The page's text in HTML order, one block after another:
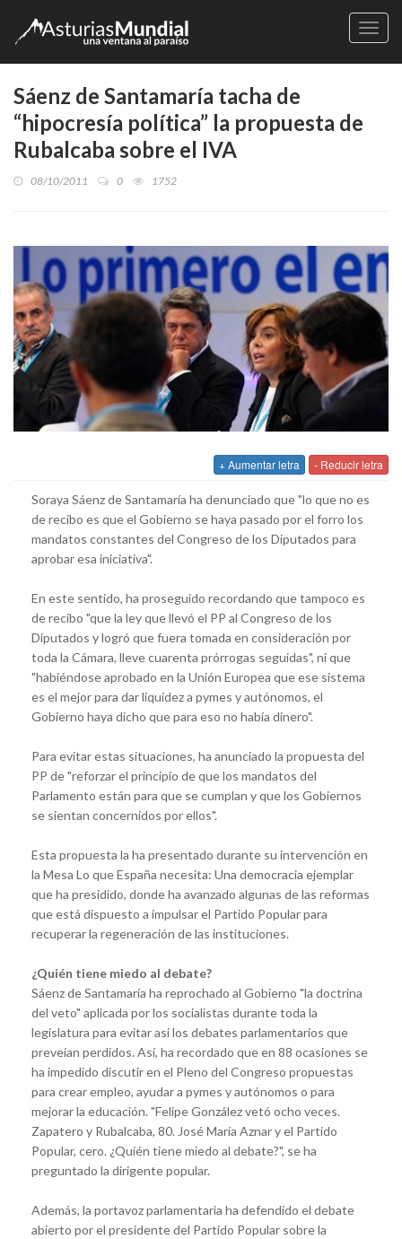
Sáenz de Santamaría tacha de
“hipocresía política” la propuesta de
Rubalcaba sobre el IVA
08/10/2011 0 1752
+ Aumentar letra - Reducir letra
Soraya Sáenz de Santamaría ha denunciado que "lo que no es
de recibo es que el Gobierno se haya pasado por el forro los
mandatos constantes del Congreso de los Diputados para
aprobar esa iniciativa".
En este sentido, ha proseguido recordando que tampoco es
de recibo "que la ley que llevó el PP al Congreso de los
Diputados y logró que fuera tomada en consideración por
toda la Cámara, lleve cuarenta prórrogas seguidas", ni que
"habiéndose aprobado en la Unión Europea que ese sistema
es el mejor para dar liquidez a pymes y autónomos, el
Gobierno haya dicho que para eso no había dinero".
Para evitar estas situaciones, ha anunciado la propuesta del
PP de "reforzar el principio de que los mandatos del
Parlamento están para que se cumplan y que los Gobiernos
se sientan concernidos por ellos".
Esta propuesta la ha presentado durante su intervención en
la Mesa Lo que España necesita: Una democracia ejemplar
que ha presidido, donde ha avanzado algunas de las reformas
que está dispuesto a impulsar el Partido Popular para
recuperar la regeneración de las instituciones.
¿Quién tiene miedo al debate?
Sáenz de Santamaría ha reprochado al Gobierno "la doctrina
del veto" aplicada por los socialistas durante toda la
legislatura para evitar así los debates parlamentarios que
preveían perdidos. Así, ha recordado que en 88 ocasiones se
ha impedido discutir en el Pleno del Congreso propuestas
para crear empleo, ayudar a pymes y autónomos o para
mejorar la educación. "Felipe González vetó ocho veces.
Zapatero y Rubalcaba, 80. José María Aznar y el Partido
Popular, cero. ¿Quién tiene miedo al debate?", se ha
preguntado la dirigente popular.
Además, la portavoz parlamentaria ha defendido el debate
abierto por el presidente del Partido Popular sobre la